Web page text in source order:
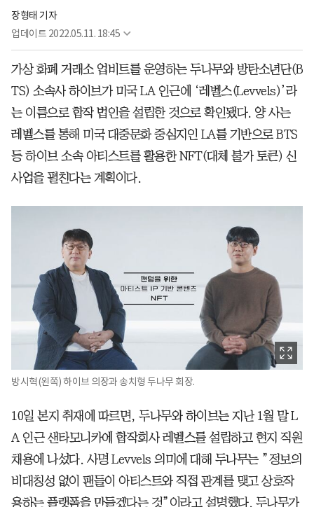
장형태 기자
업데이트 2022.05.11. 18:45
가상 화폐 거래소 업비트를 운영하는 두나무와 방탄소년단(B
TS) 소속사 하이브가 미국 LA 인근에 ‘레벨스(Levvels)’라
는 이름으로 합작 법인을 설립한 것으로 확인됐다. 양 사는
레벨스를 통해 미국 대중문화 중심지인 LA를 기반으로 BTS
등 하이브 소속 아티스트를 활용한 NFT(대체 불가 토큰) 신
사업을 펼친다는 계획이다.
방시혁(왼쪽) 하이브 의장과 송치형 두나무 회장.
10일 본지 취재에 따르면, 두나무와 하이브는 지난 1월 말 L
A 인근 샌타모니카에 합작회사 레벨스를 설립하고 현지 직원
채용에 나섰다. 사명 Levvels 의미에 대해 두나무는 ”정보의
비대칭성 없이 팬들이 아티스트와 직접 관계를 맺고 상호작
용하는 플랫폼을 만들겠다는 것”이라고 설명했다. 두나무가